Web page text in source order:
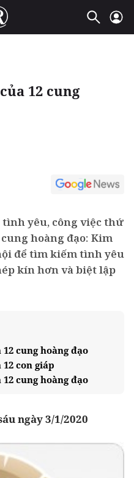
12 cung
tình yêu, công việc thứ
hoàng đạo: Kim
để tìm kiếm tình yêu
kín hơn và biệt lập
12 cung hoàng đạo
12 con giáp
12 cung hoàng đạo
ngày 3/1/2020